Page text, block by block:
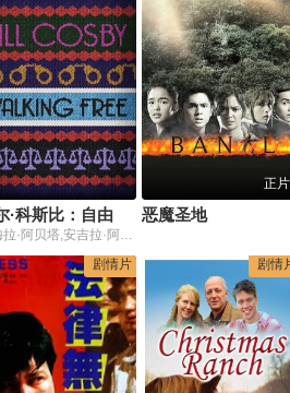
帕梅拉·阿贝塔,安吉拉·阿格鲁萨,多诺冯·阿利恩·拉多克
正片
恶魔圣地
剧情片 剧情